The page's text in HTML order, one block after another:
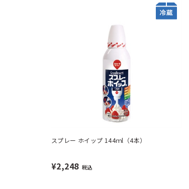
スプレー ホイップ 144ｍl（4本）
¥2,248 税込